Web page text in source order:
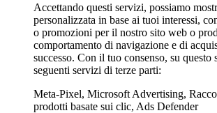
Accettando questi servizi, possiamo
personalizzata in base ai tuoi interessi,
o promozioni per il nostro sito web o
comportamento di navigazione e di
successo. Con il tuo consenso, su
seguenti servizi di terze parti:
Meta-Pixel, Microsoft Advertising,
prodotti basate sui clic, Ads Defender